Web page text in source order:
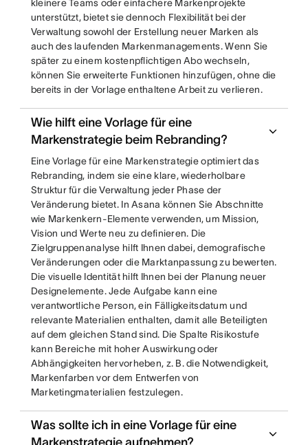
kleinere Teams oder einfachere Markenprojekte
unterstützt, bietet sie dennoch Flexibilität bei der
Verwaltung sowohl der Erstellung neuer Marken als
auch des laufenden Markenmanagements. Wenn Sie
später zu einem kostenpflichtigen Abo wechseln,
können Sie erweiterte Funktionen hinzufügen, ohne die
bereits in der Vorlage enthaltene Arbeit zu verlieren.
Wie hilft eine Vorlage für eine
Markenstrategie beim Rebranding?
Eine Vorlage für eine Markenstrategie optimiert das
Rebranding, indem sie eine klare, wiederholbare
Struktur für die Verwaltung jeder Phase der
Veränderung bietet. In Asana können Sie Abschnitte
wie Markenkern-Elemente verwenden, um Mission,
Vision und Werte neu zu definieren. Die
Zielgruppenanalyse hilft Ihnen dabei, demografische
Veränderungen oder die Marktanpassung zu bewerten.
Die visuelle Identität hilft Ihnen bei der Planung neuer
Designelemente. Jede Aufgabe kann eine
verantwortliche Person, ein Fälligkeitsdatum und
relevante Materialien enthalten, damit alle Beteiligten
auf dem gleichen Stand sind. Die Spalte Risikostufe
kann Bereiche mit hoher Auswirkung oder
Abhängigkeiten hervorheben, z. B. die Notwendigkeit,
Markenfarben vor dem Entwerfen von
Marketingmaterialien festzulegen.
Was sollte ich in eine Vorlage für eine
Markenstrategie aufnehmen?